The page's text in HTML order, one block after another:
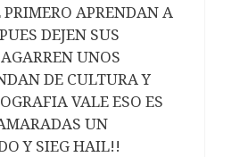
APRENDAN A
DEJEN SUS
UNOS
DE CULTURA Y
VALE ESO ES
UN
Y SIEG HAIL!!